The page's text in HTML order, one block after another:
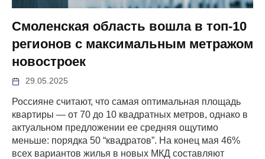
Смоленская область вошла в топ-10
регионов с максимальным метражом
новостроек
29.05.2025
Россияне считают, что самая оптимальная площадь
квартиры — от 70 до 10 квадратных метров, однако в
актуальном предложении ее средняя ощутимо
меньше: порядка 50 “квадратов”. На конец мая 46%
всех вариантов жилья в новых МКД составляют